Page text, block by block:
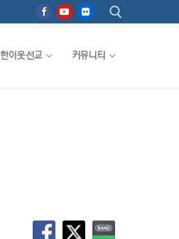
이웃선교 커뮤니티